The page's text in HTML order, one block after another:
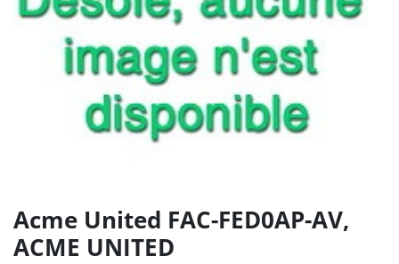
Acme United FAC-FED0AP-AV,
ACME UNITED